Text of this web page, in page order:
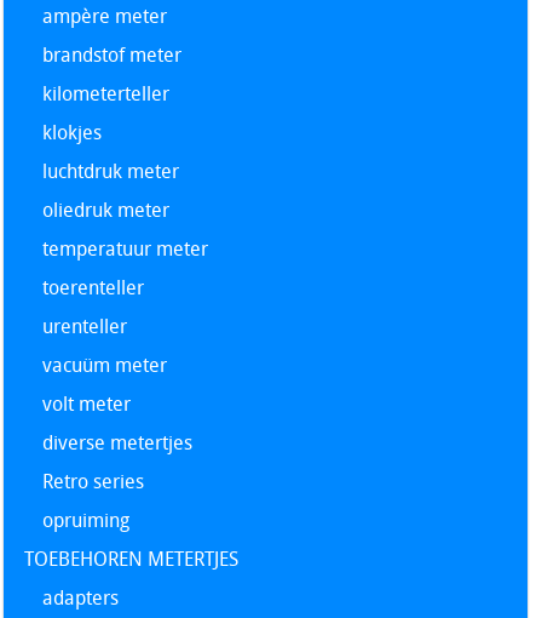
ampère meter
brandstof meter
kilometerteller
klokjes
luchtdruk meter
oliedruk meter
temperatuur meter
toerenteller
urenteller
vacuüm meter
volt meter
diverse metertjes
Retro series
opruiming
TOEBEHOREN METERTJES
adapters